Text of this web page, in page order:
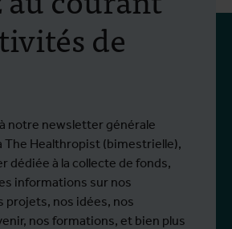
en
et
occidental
2026, Stien Vereecken et
`à l'IMT, ont
de formation
en
d'une bourse de
de
notre newsletter générale
The Healthropist (bimestrielle),
dédiée à la collecte de fonds,
informations sur nos
projets, nos idées, nos
nos formations, et bien plus